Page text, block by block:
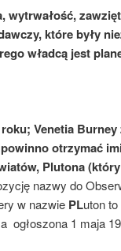
wytrwałość,
które były
władcą jest
Venetia
otrzymać
Plutona
nazwy do
w nazwie PLuton to
ogłoszona 1 maja